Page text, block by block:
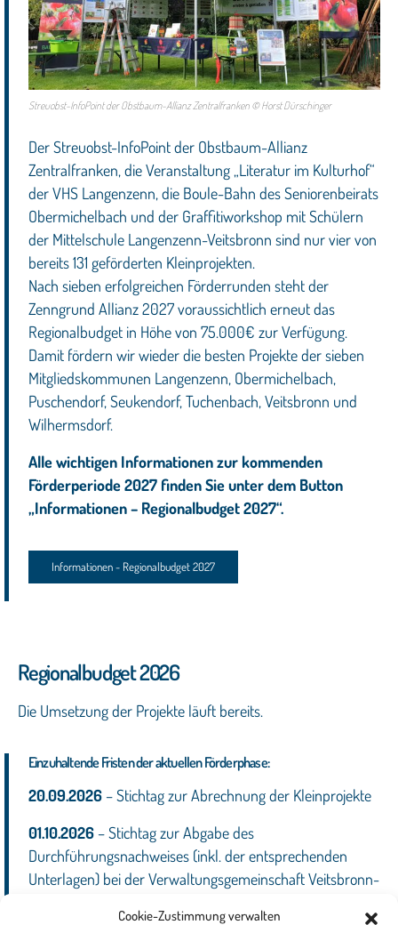
Cookie-Zustimmung verwalten
Streuobst-InfoPoint der Obstbaum-Allianz Zentralfranken © Horst Dürschinger
Der Streuobst-InfoPoint der Obstbaum-Allianz
Zentralfranken, die Veranstaltung „Literatur im Kulturhof“
der VHS Langenzenn, die Boule-Bahn des Seniorenbeirats
Obermichelbach und der Graffitiworkshop mit Schülern
der Mittelschule Langenzenn-Veitsbronn sind nur vier von
bereits 131 geförderten Kleinprojekten.
Nach sieben erfolgreichen Förderrunden steht der
Zenngrund Allianz 2027 voraussichtlich erneut das
Regionalbudget in Höhe von 75.000€ zur Verfügung.
Damit fördern wir wieder die besten Projekte der sieben
Mitgliedskommunen Langenzenn, Obermichelbach,
Puschendorf, Seukendorf, Tuchenbach, Veitsbronn und
Wilhermsdorf.
Alle wichtigen Informationen zur kommenden
Förderperiode 2027 finden Sie unter dem Button
„Informationen – Regionalbudget 2027“.
Informationen - Regionalbudget 2027
Regionalbudget 2026
Die Umsetzung der Projekte läuft bereits.
Einzuhaltende Fristen der aktuellen Förderphase:
20.09.2026– Stichtag zur Abrechnung der Kleinprojekte
01.10.2026– Stichtag zur Abgabe des
Durchführungsnachweises (inkl. der entsprechenden
Unterlagen) bei der Verwaltungsgemeinschaft Veitsbronn-